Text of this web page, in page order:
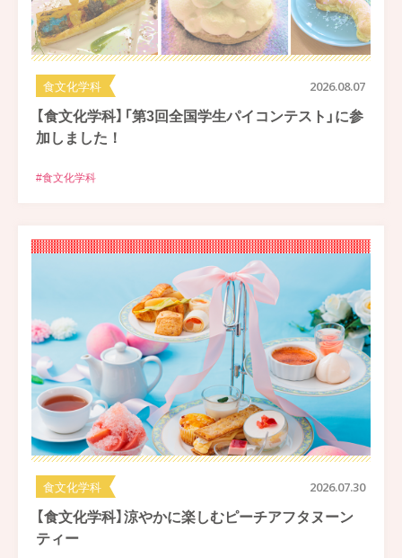
食文化学科 2026.08.07
【食文化学科】「第3回全国学生パイコンテスト」に参
加しました！
#食文化学科
食文化学科 2026.07.30
【食文化学科】涼やかに楽しむピーチアフタヌーン
ティー